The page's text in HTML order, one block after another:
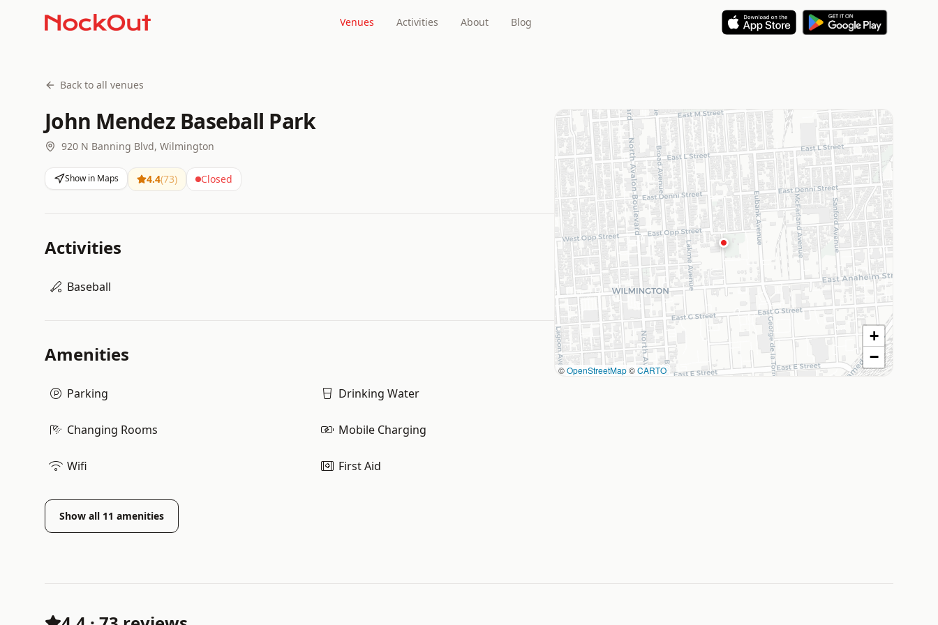
Venues Activities About Blog
Back to all venues
John Mendez Baseball Park
920 N Banning Blvd, Wilmington
Show in Maps 4.4(73) Closed
Activities
Baseball
Amenities
Parking Drinking Water
Changing Rooms Mobile Charging
Wifi First Aid
Show all 11 amenities
©OpenStreetMap©CARTO
+
−